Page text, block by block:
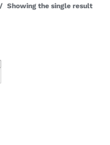
Showing the single result